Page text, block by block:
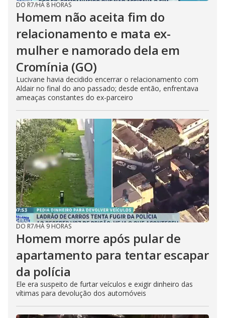
DO R7/HÁ 8 HORAS
Homem não aceita fim do
relacionamento e mata ex-
mulher e namorado dela em
Cromínia (GO)
Lucivane havia decidido encerrar o relacionamento com
Aldair no final do ano passado; desde então, enfrentava
ameaças constantes do ex-parceiro
DO R7/HÁ 9 HORAS
Homem morre após pular de
apartamento para tentar escapar
da polícia
Ele era suspeito de furtar veículos e exigir dinheiro das
vítimas para devolução dos automóveis